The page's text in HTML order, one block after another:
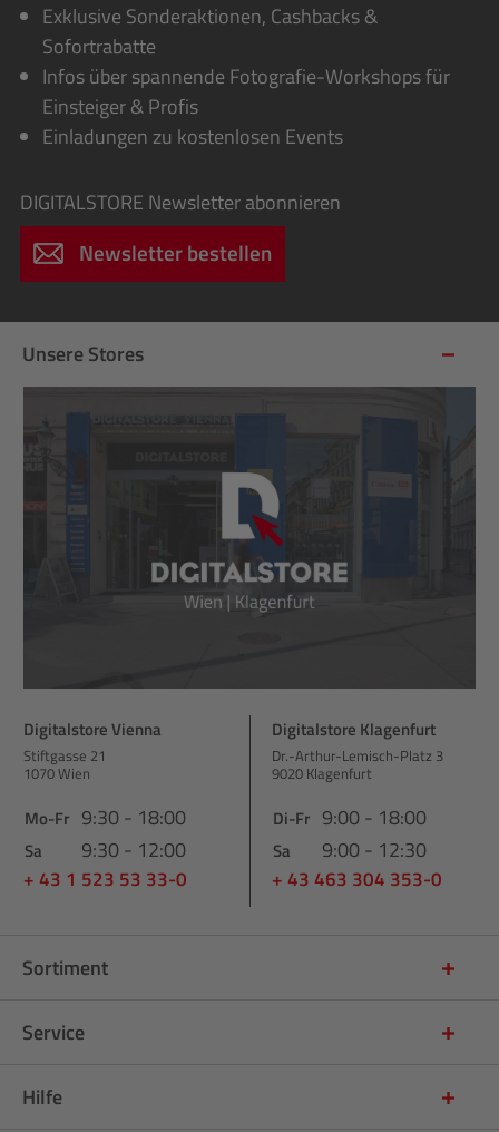
Exklusive Sonderaktionen, Cashbacks &
Sofortrabatte
Infos über spannende Fotografie-Workshops für
Einsteiger & Profis
Einladungen zu kostenlosen Events
DIGITALSTORE Newsletter abonnieren
Newsletter bestellen
Unsere Stores
Digitalstore Vienna
Stiftgasse 21
1070 Wien
Mo-Fr 9:30 - 18:00
Sa 9:30 - 12:00
+ 43 1 523 53 33-0
Digitalstore Klagenfurt
Dr.-Arthur-Lemisch-Platz 3
9020 Klagenfurt
Di-Fr 9:00 - 18:00
Sa 9:00 - 12:30
+ 43 463 304 353-0
Sortiment
Service
Hilfe